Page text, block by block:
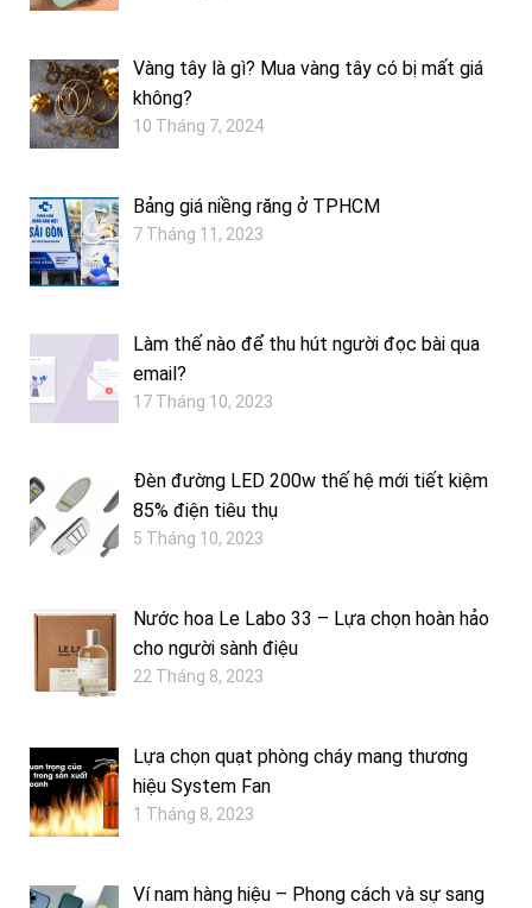
Vàng tây là gì? Mua vàng tây có bị mất giá
không?
10 Tháng 7, 2024
Bảng giá niềng răng ở TPHCM
7 Tháng 11, 2023
Làm thế nào để thu hút người đọc bài qua
email?
17 Tháng 10, 2023
Đèn đường LED 200w thế hệ mới tiết kiệm
85% điện tiêu thụ
5 Tháng 10, 2023
Nước hoa Le Labo 33 – Lựa chọn hoàn hảo
cho người sành điệu
22 Tháng 8, 2023
Lựa chọn quạt phòng cháy mang thương
hiệu System Fan
1 Tháng 8, 2023
Ví nam hàng hiệu – Phong cách và sự sang